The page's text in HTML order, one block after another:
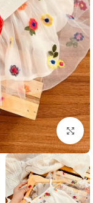
بزرگنمایی تصویر